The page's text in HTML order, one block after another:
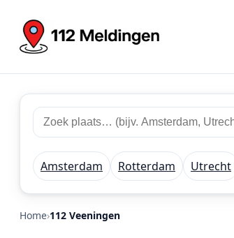
Zoek
112
meldingen
Zoek
plaats
regio
Amsterdam Rotterdam Utrecht
Home 112 Veeningen